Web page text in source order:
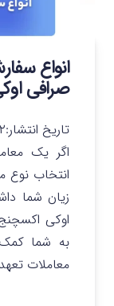
انواع
صرافی
تاریخ انتشار:
اگر یک
انتخاب نوع
زیان شما
اوکی
به شما کمک
معاملات